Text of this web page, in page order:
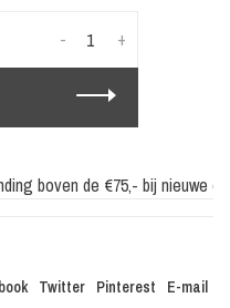
+
-
boven de €75,- bij nieuwe
Twitter Pinterest E-mail